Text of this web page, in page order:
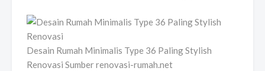
Desain Rumah Minimalis Type 36 Paling Stylish
Renovasi Sumber renovasi-rumah.net